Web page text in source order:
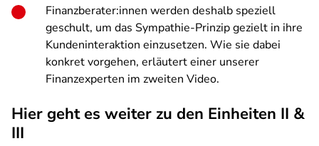
Finanzberater:innen werden deshalb speziell
geschult, um das Sympathie-Prinzip gezielt in ihre
Kundeninteraktion einzusetzen. Wie sie dabei
konkret vorgehen, erläutert einer unserer
Finanzexperten im zweiten Video.
Hier geht es weiter zu den Einheiten II &
III